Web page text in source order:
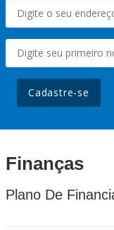
Cadastre-se
Finanças
Plano De